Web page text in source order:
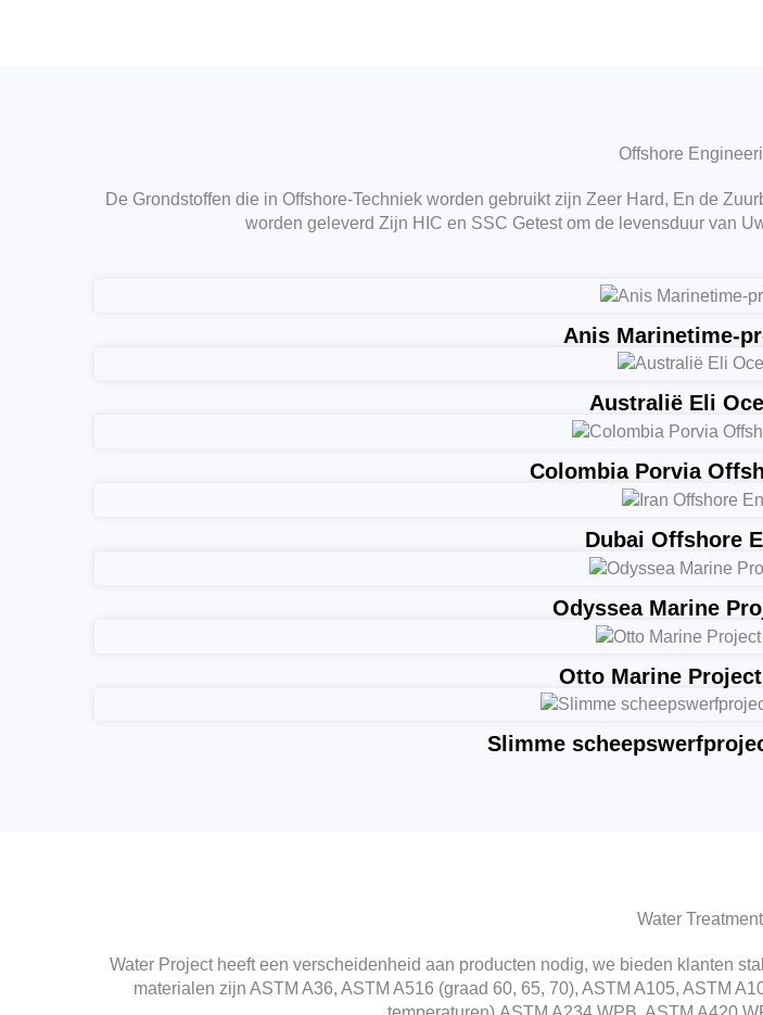
Offshore
De Grondstoffen die in Offshore-Techniek worden gebruikt zijn Zeer Hard, En de
worden geleverd Zijn HIC en SSC Getest om de levensduur van
Anis Marinetime-
Australië Eli
Colombia Porvia
Dubai Offshore
Odyssea Marine
Otto Marine
Slimme
Water
Water Project heeft een verscheidenheid aan producten nodig, we bieden klanten
materialen zijn ASTM A36, ASTM A516 (graad 60, 65, 70), ASTM A105, ASTM